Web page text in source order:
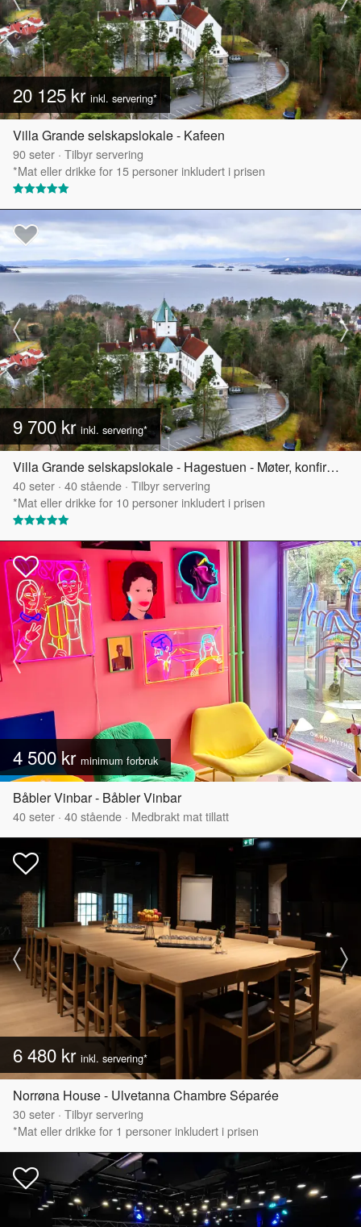
20 125 kr inkl. servering*
Villa Grande selskapslokale - Kafeen
90seter · Tilbyr servering
*Mat eller drikke for 15 personer inkludert i prisen
9 700 kr inkl. servering*
Villa Grande selskapslokale - Hagestuen - Møter, konfirmasjoner og mindre selskap
40seter · 40stående · Tilbyr servering
*Mat eller drikke for 10 personer inkludert i prisen
4 500 kr minimum forbruk
Båbler Vinbar - Båbler Vinbar
40seter · 40stående · Medbrakt mat tillatt
6 480 kr inkl. servering*
Norrøna House - Ulvetanna Chambre Séparée
30seter · Tilbyr servering
*Mat eller drikke for 1 personer inkludert i prisen